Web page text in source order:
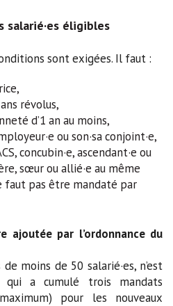
salarié·es éligibles
sont exigées. Il faut :
révolus,
d’1 an au moins,
ou son·sa conjoint·e,
concubin·e, ascendant·e ou
sœur ou allié·e au même
faut pas être mandaté par
ajoutée par l’ordonnance du
moins de 50 salarié·es, n’est
qui a cumulé trois mandats
pour les nouveaux